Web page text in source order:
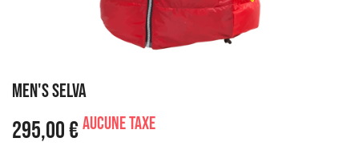
MEN'S SELVA
295,00 €Aucune taxe